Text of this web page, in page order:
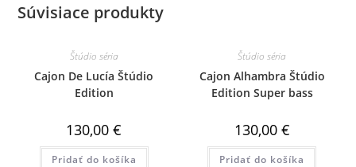
Súvisiace produkty
Štúdio séria
Cajon De Lucía Štúdio
Edition
130,00€
Pridať do košíka
Štúdio séria
Cajon Alhambra Štúdio
Edition Super bass
130,00 €
Pridať do košíka